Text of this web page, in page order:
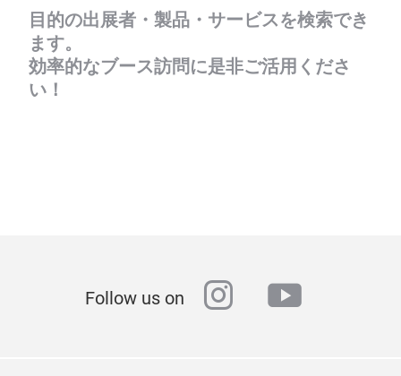
目的の出展者・製品・サービスを検索でき
ます。
効率的なブース訪問に是非ご活用くださ
い！
Follow us on instagram
youtube